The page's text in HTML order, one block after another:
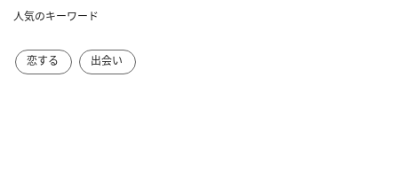
人気のキーワード
恋する 出会い